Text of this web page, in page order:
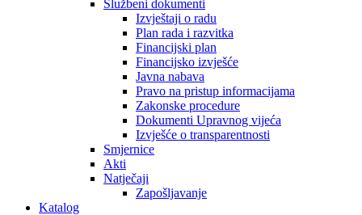
Službeni dokumenti
Izvještaji o radu
Plan rada i razvitka
Financijski plan
Financijsko izvješće
Javna nabava
Pravo na pristup informacijama
Zakonske procedure
Dokumenti Upravnog vijeća
Izvješće o transparentnosti
Smjernice
Akti
Natječaji
Zapošljavanje
Katalog